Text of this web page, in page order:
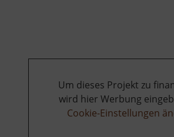
Um dieses Projekt zu
wird hier Werbung
Cookie-Einstellungen